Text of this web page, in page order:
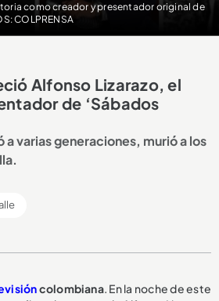
como creador y presentador original de
COLPRENSA
Alfonso Lizarazo, el
de ‘Sábados
a varias generaciones, murió a los
colombiana. En la noche de este